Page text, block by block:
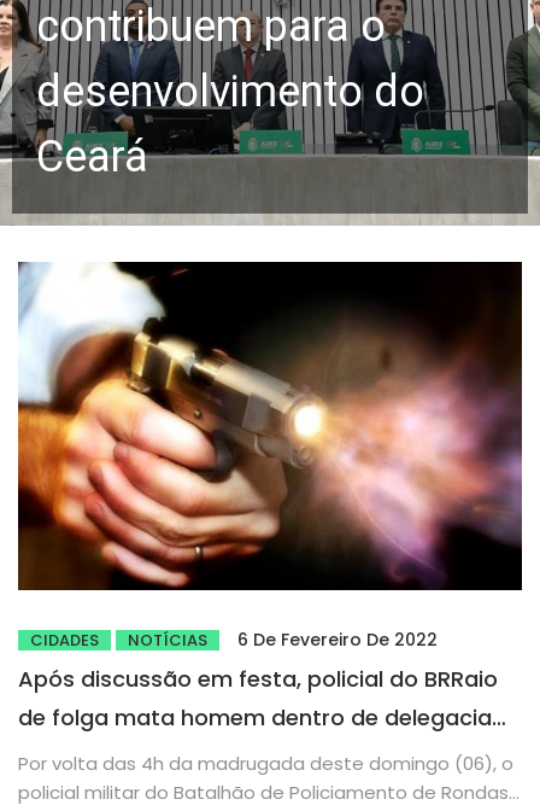
contribuem para o
desenvolvimento do
Ceará
CIDADES NOTÍCIAS 6 De Fevereiro De 2022
Após discussão em festa, policial do BRRaio
de folga mata homem dentro de delegacia
em Camocim
Por volta das 4h da madrugada deste domingo (06), o
policial militar do Batalhão de Policiamento de Rondas